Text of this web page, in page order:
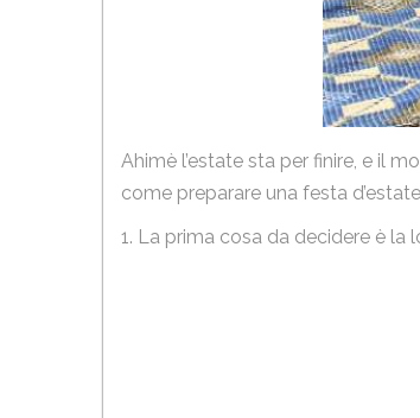
Ahimè l’estate sta per finire, e il
come preparare una festa
1. La prima cosa da decidere è